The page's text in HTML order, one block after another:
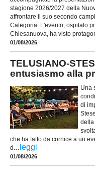
stagione 2026/2027 della
affrontare il suo secondo
Categoria. L'evento, ospitato
Chiesanuova, ha visto
01/08/2026
TELUSIANO-
entusiasmo alla
Una
di
della
che ha fatto da cornice a un
d ... leggi
01/08/2026